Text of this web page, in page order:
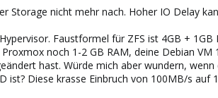
Storage nicht mehr nach. Hoher IO Delay
Faustformel für ZFS ist 4GB +
noch 1-2 GB RAM, deine Debian
hast. Würde mich aber wundern,
ist? Diese krasse Einbruch von 100MB/s auf